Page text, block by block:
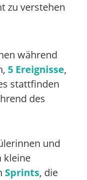
zu verstehen
während
5 Ereignisse,
stattfinden
des
und
kleine
Sprints, die